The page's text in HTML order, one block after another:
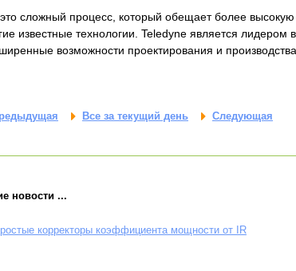
сложный процесс, который обещает более
известные технологии. Teledyne является
возможности проектирования и
Все за текущий день Следующая
новости ...
корректоры коэффициента мощности от IR